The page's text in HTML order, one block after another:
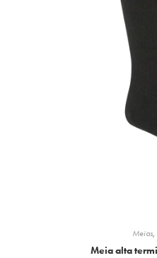
Meias,
Meia alta